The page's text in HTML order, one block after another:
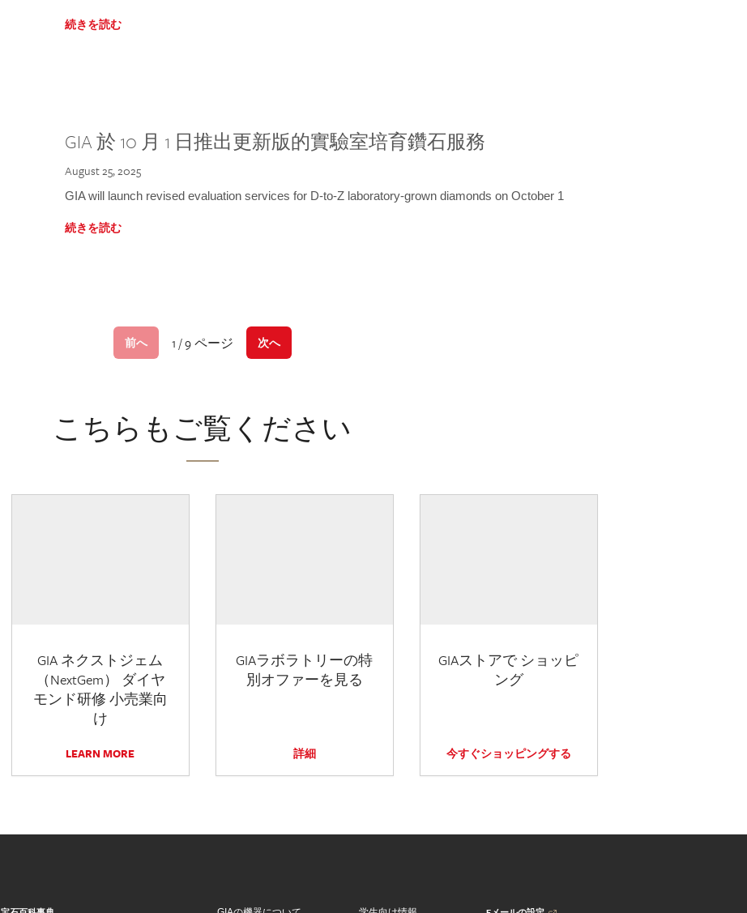
続きを読む
GIA 於 10 月 1 日推出更新版的實驗室培育鑽石服務
August 25, 2025
GIA will launch revised evaluation services for D-to-Z laboratory-grown diamonds on October 1
続きを読む
前へ 1 / 9 ページ 次へ
こちらもご覧ください
GIA ネクストジェム
（NextGem） ダイヤ
モンド研修 小売業向
け
LEARN MORE
GIAラボラトリーの特
別オファーを見る
詳細
GIAストアで ショッピ
ング
今すぐショッピングする